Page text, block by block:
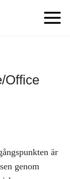
Office
är
genom